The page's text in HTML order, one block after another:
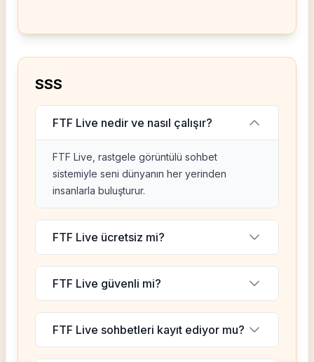
SSS
FTF Live nedir ve nasıl çalışır?
FTF Live, rastgele görüntülü sohbet
sistemiyle seni dünyanın her yerinden
insanlarla buluşturur.
FTF Live ücretsiz mi?
FTF Live güvenli mi?
FTF Live sohbetleri kayıt ediyor mu?